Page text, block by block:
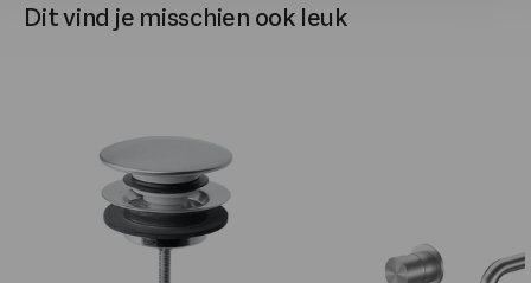
Dit vind je misschien ook leuk